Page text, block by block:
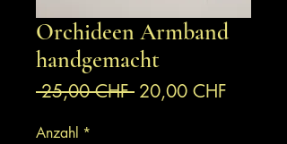
Orchideen Armband
handgemacht
25,00 CHF Standardpreis
20,00 CHF
Anzahl *